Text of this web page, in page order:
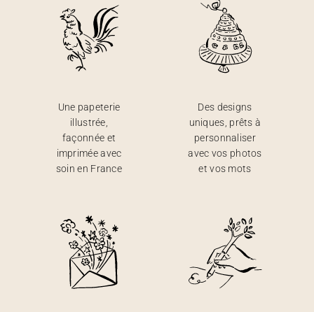
Une papeterie
illustrée,
façonnée et
imprimée avec
soin en France
Des designs
uniques, prêts à
personnaliser
avec vos photos
et vos mots